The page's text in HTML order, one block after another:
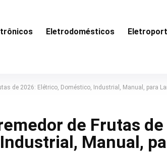
Eletrodomésticos
de 2026: Elétrico, Doméstico, Industrial, Manual, para
de Frutas
Manual,